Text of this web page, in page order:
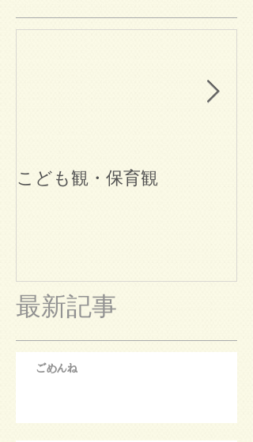
こども観・保育観
最新記事
ごめんね